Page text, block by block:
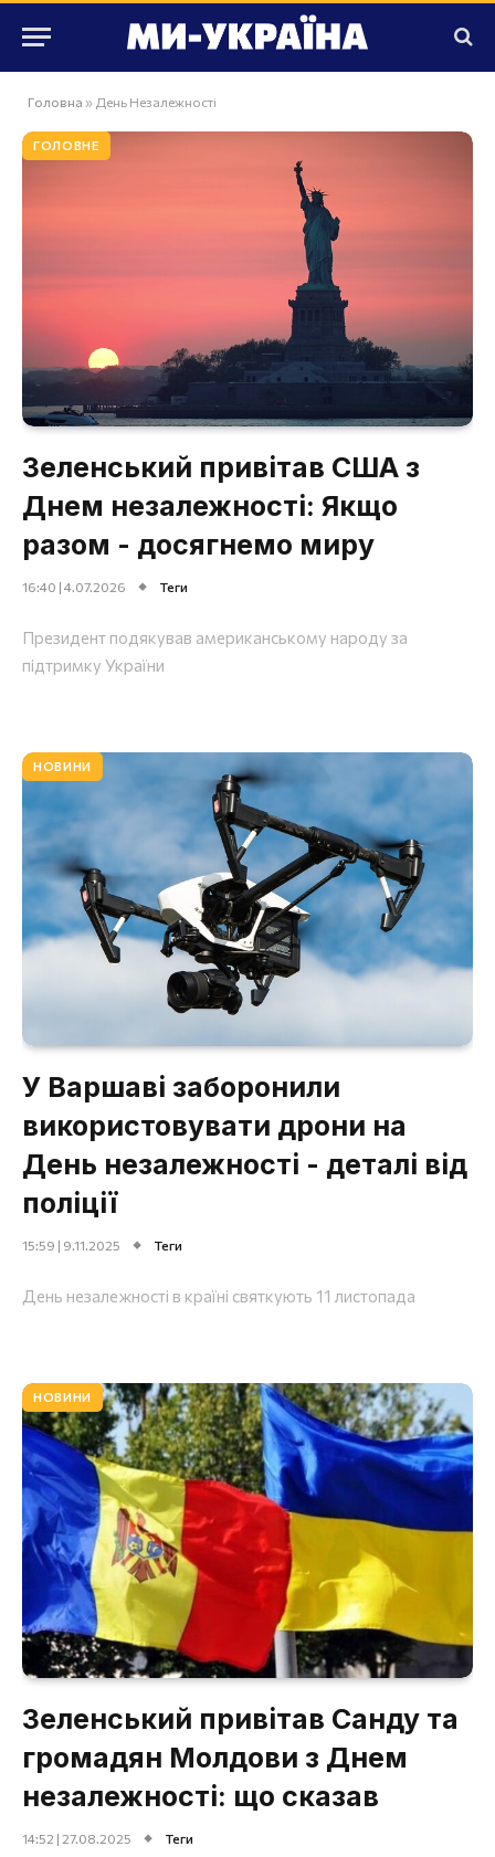
Головна » День Незалежності
ГОЛОВНЕ
Зеленський привітав США з
Днем незалежності: Якщо
разом - досягнемо миру
16:40 | 4.07.2026 Теги
Президент подякував американському народу за
підтримку України
НОВИНИ
У Варшаві заборонили
використовувати дрони на
День незалежності - деталі від
поліції
15:59 | 9.11.2025 Теги
День незалежності в країні святкують 11 листопада
НОВИНИ
Зеленський привітав Санду та
громадян Молдови з Днем
незалежності: що сказав
14:52 | 27.08.2025 Теги